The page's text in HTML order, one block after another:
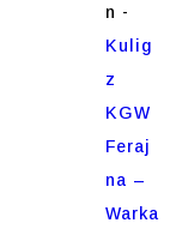
n -
Kulig
z
KGW
Feraj
na –
Warka